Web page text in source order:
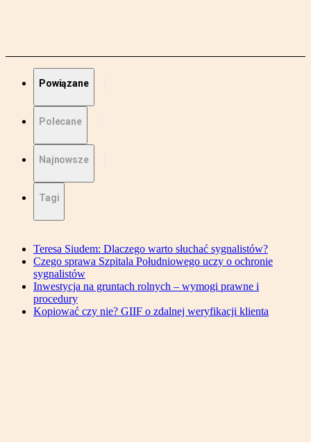
Powiązane
Polecane
Najnowsze
Tagi
Teresa Siudem: Dlaczego warto słuchać sygnalistów?
Czego sprawa Szpitala Południowego uczy o ochronie
sygnalistów
Inwestycja na gruntach rolnych – wymogi prawne i
procedury
Kopiować czy nie? GIIF o zdalnej weryfikacji klienta